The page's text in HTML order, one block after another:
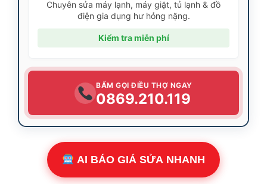
Chuyên sửa máy lạnh, máy giặt, tủ lạnh & đồ
điện gia dụng hư hỏng nặng.
Kiểm tra miễn phí
BẤM GỌI ĐIỀU THỢ NGAY
0869.210.119
AI BÁO GIÁ SỬA NHANH